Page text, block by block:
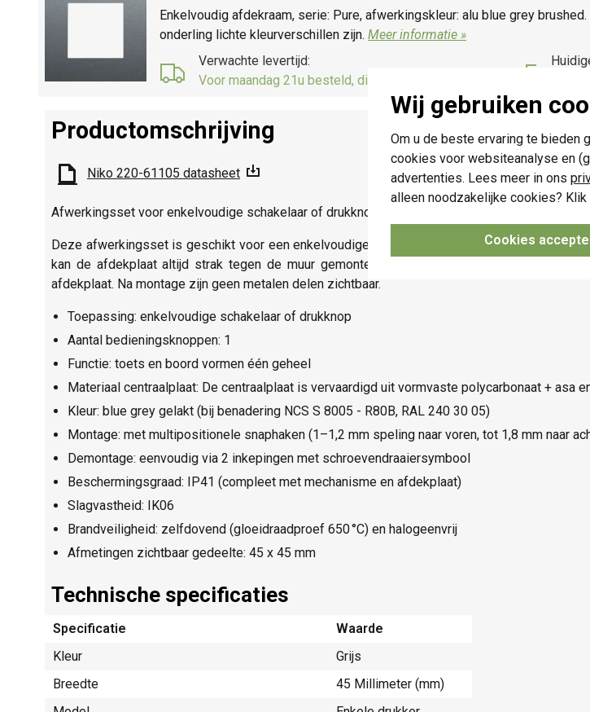
Wij gebruiken
Om u de beste ervaring te bieden
cookies voor websiteanalyse en
advertenties. Lees meer in ons
alleen noodzakelijke cookies? Klik
Cookies
Enkelvoudig afdekraam, serie: Pure, afwerkingskleur: alu blue grey
onderling lichte kleurverschillen zijn. Meer informatie »
Verwachte levertijd:
Voor maandag 21u besteld, dinsdag in huis*
Productomschrijving
Niko 220-61105 datasheet
Afwerkingsset voor enkelvoudige schakelaar of drukknop, blue grey coated.
Deze afwerkingsset is geschikt voor een enkelvoudige schakelaar of drukknop en heeft
kan de afdekplaat altijd strak tegen de muur gemonteerd worden, zelfs bij onregelmatig
afdekplaat. Na montage zijn geen metalen delen zichtbaar.
Toepassing: enkelvoudige schakelaar of drukknop
Aantal bedieningsknoppen: 1
Functie: toets en boord vormen één geheel
Materiaal centraalplaat: De centraalplaat is vervaardigd uit vormvaste polycarbonaat + asa
Kleur: blue grey gelakt (bij benadering NCS S 8005 - R80B, RAL 240 30 05)
Montage: met multipositionele snaphaken (1–1,2 mm speling naar voren, tot 1,8 mm naar
Demontage: eenvoudig via 2 inkepingen met schroevendraaiersymbool
Beschermingsgraad: IP41 (compleet met mechanisme en afdekplaat)
Slagvastheid: IK06
Brandveiligheid: zelfdovend (gloeidraadproef 650 °C) en halogeenvrij
Afmetingen zichtbaar gedeelte: 45 x 45 mm
Technische specificaties
Specificatie
Waarde
Kleur
Grijs
Breedte
45 Millimeter (mm)